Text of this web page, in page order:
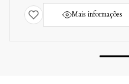
Mais informações